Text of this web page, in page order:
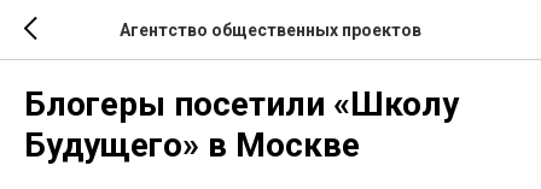
Агентство общественных проектов
Блогеры посетили «Школу
Будущего» в Москве